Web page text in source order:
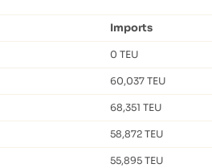
Imports
0 TEU
60,037 TEU
68,351 TEU
58,872 TEU
55,895 TEU